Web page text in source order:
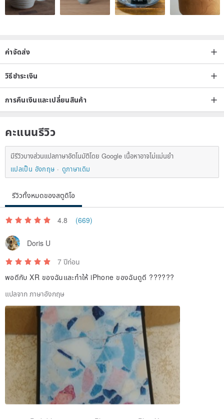
360 degree protection edge
The most important thing to buy a phone case is the edging!
Only the edging can protect the phone! Your phone is three-
dimensional! Uncovered hulls do not provide maximum protection
(`_ ́)ゞ
In addition to protecting the fuselage, it is necessary to protect the
Button perfect induction
After putting on the phone case, of course, you have to press the
button ( ̄) ̄) ~ ! ! ! The button sensor is perfect! Very cured
⁄(⁄ ⁄ ⁄ ⁄ ⁄ ⁄ ⁄ ⁄ ⁄ ⁄ ⁄! ! !
However, only the intimate SG mobile phone case can be designed.
Others can not be cured like this... No, there is no such perfect
induction~
Sound conversion is clearer
ค่าจัดส่ง
วิธีชำระเงิน
การคืนเงินและเปลี่ยนสินค้า
คะแนนรีวิว
มีรีวิวบางส่วนแปลภาษาอัตโนมัติโดย Google เนื้อหาอาจไม่แม่นยำ
แปลเป็น อังกฤษ
ดูภาษาเดิม
รีวิวทั้งหมดของสตูดิโอ
4.8 (669)
Doris U
7 ปีก่อน
พอดีกับ XR ของฉันและทำให้ iPhone ของฉันดูดี ??????
แปลจาก ภาษาอังกฤษ